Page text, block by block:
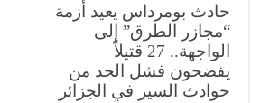
حادث بومرداس يعيد أزمة
“مجازر الطرق” إلى
الواجهة.. 27 قتيلاً
يفضحون فشل الحد من
حوادث السير في الجزائر